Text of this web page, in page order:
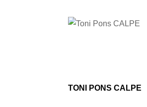
TONI PONS CALPE